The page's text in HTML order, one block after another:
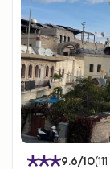
9.6/10(111